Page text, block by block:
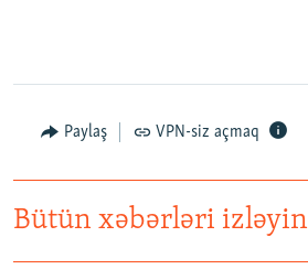
Paylaş VPN-siz açmaq
Bütün xəbərləri izləyin